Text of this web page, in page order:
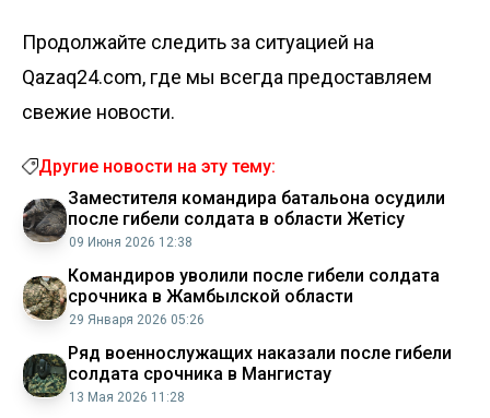
Продолжайте следить за ситуацией на
Qazaq24.com, где мы всегда предоставляем
свежие новости.
Другие новости на эту тему:
Заместителя командира батальона осудили
после гибели солдата в области Жетісу
09 Июня 2026 12:38
Командиров уволили после гибели солдата
срочника в Жамбылской области
29 Января 2026 05:26
Ряд военнослужащих наказали после гибели
солдата срочника в Мангистау
13 Мая 2026 11:28